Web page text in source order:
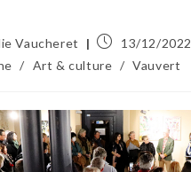
Vaucheret
Publication
publiée :
13/12/2022
/ Art & culture / Vauvert